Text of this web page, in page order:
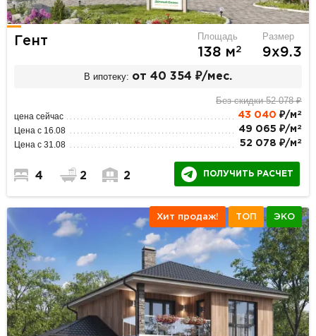
Гент Площадь
138 м2
Размер
9х9.3
В ипотеку: от 40 354 ₽/мес.
Без скидки 52 078 ₽
цена сейчас 43 040 ₽/м 2
Цена с 16.08 49 065 ₽/м 2
Цена с 31.08 52 078 ₽/м 2
4 2 2 ПОЛУЧИТЬ РАСЧЕТ
Хит продаж! ТОП ЭКО